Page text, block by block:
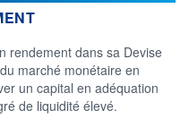
rendement dans sa Devise
marché monétaire en
un capital en adéquation
de liquidité élevé.